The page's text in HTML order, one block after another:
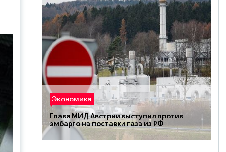
Экономика
Глава МИД Австрии выступил против
эмбарго на поставки газа из РФ